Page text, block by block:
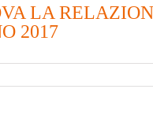
LA
2017